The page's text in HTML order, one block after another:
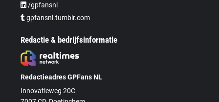
/gpfansnl
gpfansnl.tumblr.com
Redactie & bedrijfsinformatie
Redactieadres GPFans NL
Innovatieweg 20C